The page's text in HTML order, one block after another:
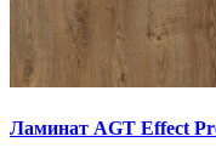
Ламинат AGT Effect